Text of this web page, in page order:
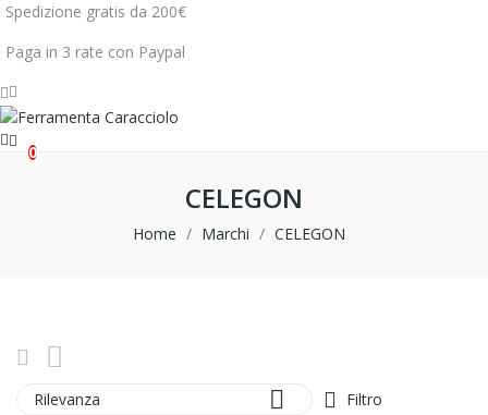
Spedizione gratis da 200€
Paga in 3 rate con Paypal
0
CELEGON
Home Marchi CELEGON
Rilevanza  Filtro